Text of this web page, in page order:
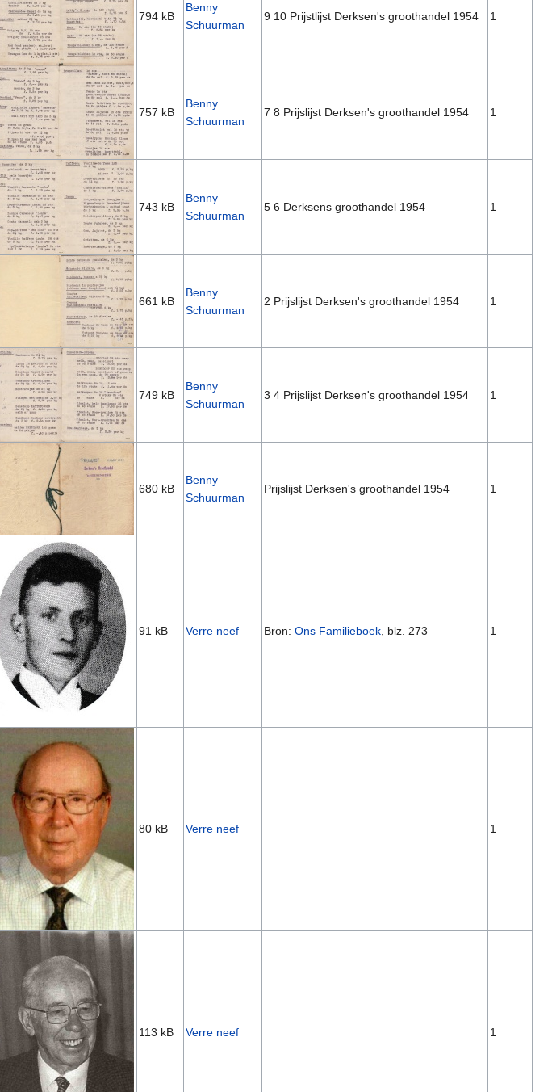
794 kB
Benny
Schuurman
9 10 Prijstlijst Derksen's groothandel 1954 1
757 kB
Benny
Schuurman
7 8 Prijslijst Derksen's groothandel 1954 1
743 kB
Benny
Schuurman
5 6 Derksens groothandel 1954 1
661 kB
Benny
Schuurman
2 Prijslijst Derksen's groothandel 1954 1
749 kB
Benny
Schuurman
3 4 Prijslijst Derksen's groothandel 1954 1
680 kB
Benny
Schuurman
Prijslijst Derksen's groothandel 1954 1
91 kB Verre neef Bron:Ons Familieboek, blz. 273 1
80 kB Verre neef 1
113 kB Verre neef 1